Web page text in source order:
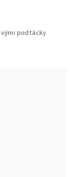
podtácky